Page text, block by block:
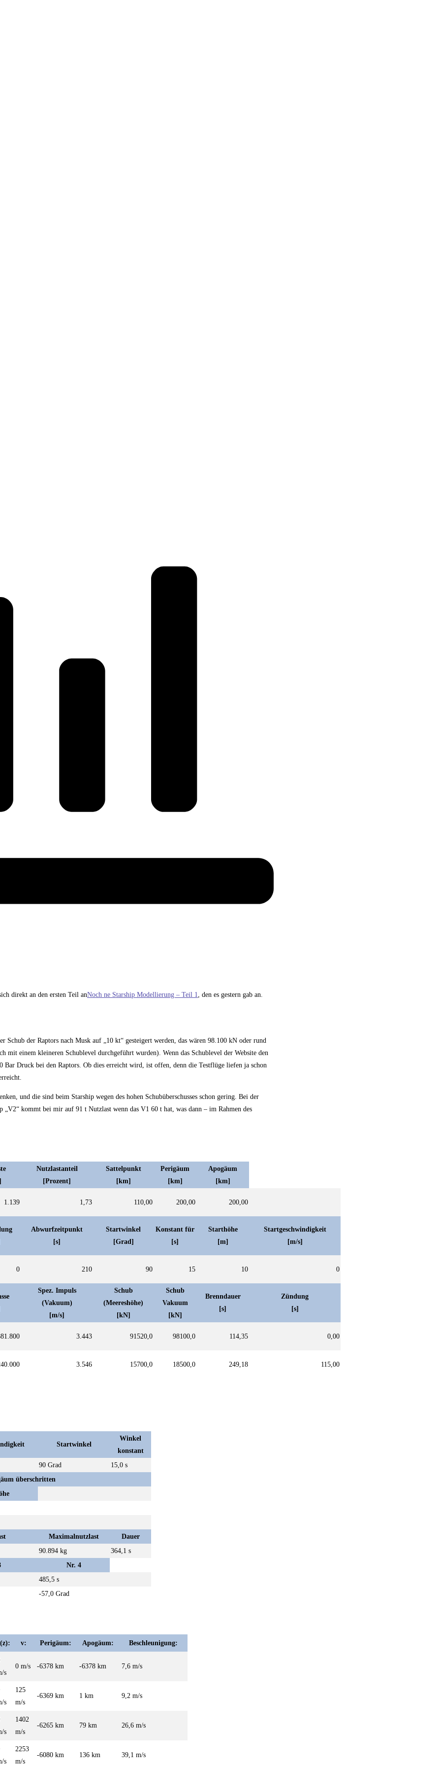
direkt an den ersten Teil anNoch ne Starship Modellierung – Teil 1, den es gestern gab an.
der Raptors nach Musk auf „10 kt“ gesteigert werden, das wären 98.100 kN oder rund
mit einem kleineren Schublevel durchgeführt wurden). Wenn das Schublevel der Website den
Druck bei den Raptors. Ob dies erreicht wird, ist offen, denn die Testflüge liefen ja schon
und die sind beim Starship wegen des hohen Schubüberschusses schon gering. Bei der
„V2“ kommt bei mir auf 91 t Nutzlast wenn das V1 60 t hat, was dann – im Rahmen des
Nutzlastanteil
[Prozent]
Sattelpunkt
[km]
Perigäum
[km]
Apogäum
[km]
1.139 1,73 110,00 200,00 200,00
Abwurfzeitpunkt
[s]
Startwinkel
[Grad]
Konstant für
[s]
Starthöhe
[m]
Startgeschwindigkeit
[m/s]
0 210 90 15 10 0
Spez. Impuls
(Vakuum)
[m/s]
Schub
(Meereshöhe)
[kN]
Schub
Vakuum
[kN]
Brenndauer
[s]
Zündung
[s]
3.443 91520,0 98100,0 114,35 0,00
3.546 15700,0 18500,0 249,18 115,00
Startwinkel
Winkel
konstant
90 Grad
15,0 s
überschritten
Maximalnutzlast
Dauer
90.894 kg
364,1 s
Nr. 4
485,5 s
-57,0 Grad
v: Perigäum: Apogäum: Beschleunigung:
s
0 m/s -6378 km -6378 km 7,6 m/s
s
125
m/s
-6369 km 1 km 9,2 m/s
s
1402
m/s
-6265 km 79 km 26,6 m/s
s
2253
m/s
-6080 km 136 km 39,1 m/s